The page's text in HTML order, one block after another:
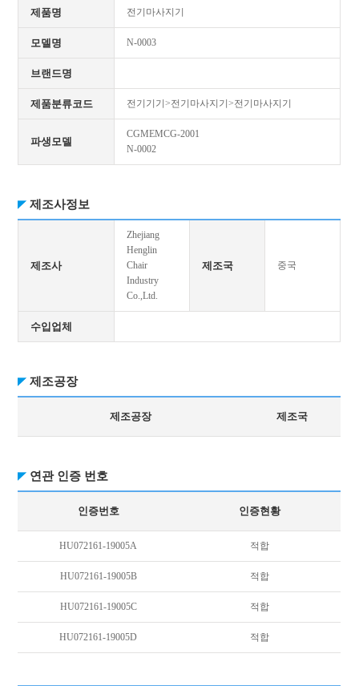
제품명 전기마사지기
모델명 N-0003
브랜드명
제품분류코드 전기기기>전기마사지기>전기마사지기
파생모델
CGMEMCG-2001
N-0002
제조사정보
제조사
Zhejiang
Henglin
Chair
Industry
Co.,Ltd.
제조국 중국
수입업체
제조공장
제조공장 제조국
연관 인증 번호
인증번호 인증현황
HU072161-19005A 적합
HU072161-19005B 적합
HU072161-19005C 적합
HU072161-19005D 적합